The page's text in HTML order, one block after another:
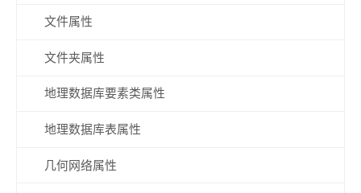
文件属性
文件夹属性
地理数据库要素类属性
地理数据库表属性
几何网络属性